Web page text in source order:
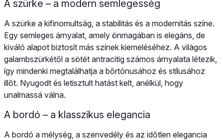
A szürke – a modern semlegesség
A szürke a kifinomultság, a stabilitás és a modernitás színe.
Egy semleges árnyalat, amely önmagában is elegáns, de
kiváló alapot biztosít más színek kiemeléséhez. A világos
galambszürkétől a sötét antracitig számos árnyalata létezik,
így mindenki megtalálhatja a bőrtónusához és stílusához
illőt. Nyugodt és letisztult hatást kelt, anélkül, hogy
unalmassá válna.
A bordó – a klasszikus elegancia
A bordó a mélység, a szenvedély és az időtlen elegancia